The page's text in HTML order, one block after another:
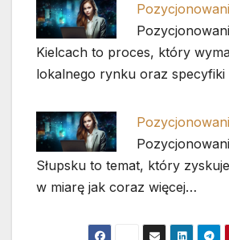
Kielcach to proces, który
lokalnego rynku oraz specyfiki
Słupsku to temat, który
w miarę jak coraz więcej…